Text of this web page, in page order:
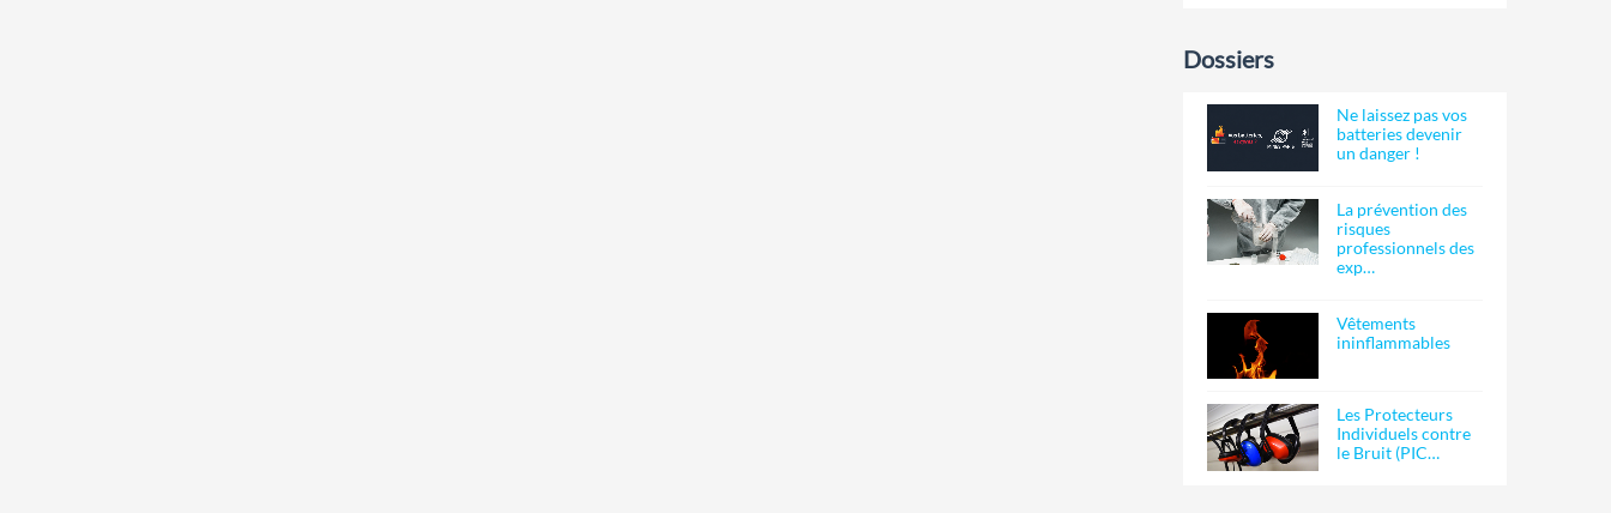
Dossiers
Ne laissez pas vos
batteries devenir
un danger !
La prévention des
risques
professionnels des
exp…
Vêtements
ininflammables
Les Protecteurs
Individuels contre
le Bruit (PIC…